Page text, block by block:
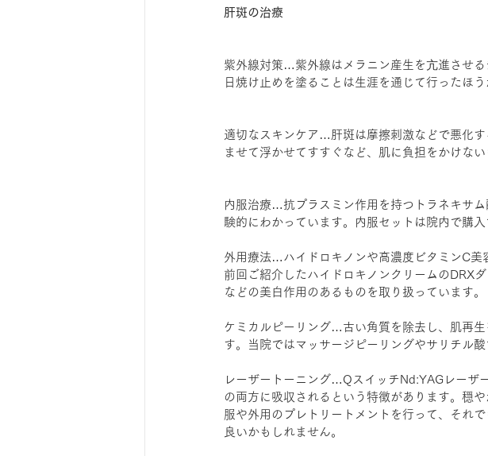
肝斑の治療
紫外線対策…紫外線はメラニン産生を亢進させ
日焼け止めを塗ることは生涯を通じて行ったほう
適切なスキンケア…肝斑は摩擦刺激などで悪化
ませて浮かせてすすぐなど、肌に負担をかけない
内服治療…抗プラスミン作用を持つトラネキサ
験的にわかっています。内服セットは院内で購
外用療法…ハイドロキノンや高濃度ビタミンC美
前回ご紹介したハイドロキノンクリームのDRX
などの美白作用のあるものを取り扱っています。
ケミカルピーリング…古い角質を除去し、肌再
す。当院ではマッサージピーリングやサリチル
レーザートーニング…QスイッチNd:YAGレーザ
の両方に吸収されるという特徴があります。穏
服や外用のプレトリートメントを行って、それ
良いかもしれません。